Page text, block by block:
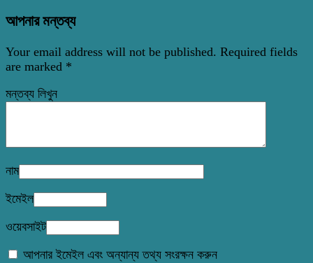
আপনার মন্তব্য
Your email address will not be published. Required fields
are marked *
মন্তব্য লিখুন
নাম
ইমেইল
ওয়েবসাইট
আপনার ইমেইল এবং অন্যান্য তথ্য সংরক্ষন করুন